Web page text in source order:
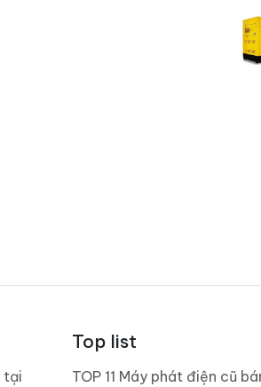
tại
Top list
TOP 11 Máy phát điện cũ